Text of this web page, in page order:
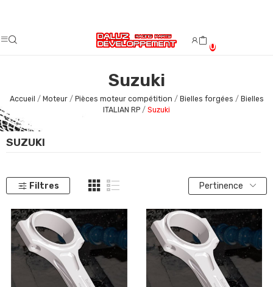
0
Suzuki
Accueil Moteur Pièces moteur compétition Bielles forgées
Bielles
ITALIAN RP
Suzuki
SUZUKI
Filtres Pertinence